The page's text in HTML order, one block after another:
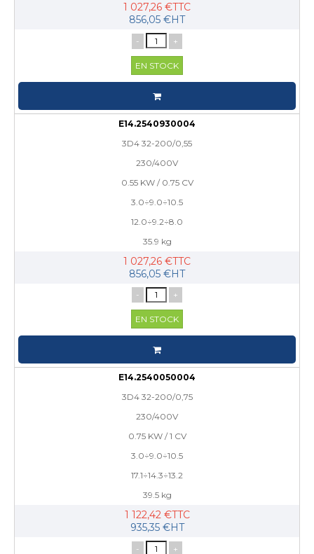
1 027,26 €TTC
856,05 €HT
- +
EN STOCK
E14.2540930004
3D4 32-200/0,55
230/400V
0.55 KW / 0.75 CV
3.0÷9.0÷10.5
12.0÷9.2÷8.0
35.9 kg
1 027,26 €TTC
856,05 €HT
- +
EN STOCK
E14.2540050004
3D4 32-200/0,75
230/400V
0.75 KW / 1 CV
3.0÷9.0÷10.5
17.1÷14.3÷13.2
39.5 kg
1 122,42 €TTC
935,35 €HT
- +